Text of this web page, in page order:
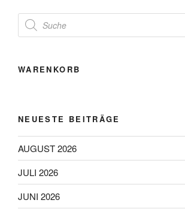
Products
search
WARENKORB
NEUESTE BEITRÄGE
AUGUST 2026
JULI 2026
JUNI 2026